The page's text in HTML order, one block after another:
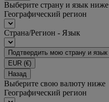
Выберите страну и язык ниже
Географический регион
Страна/Регион - Язык
Подтвердить мою страну и язык
EUR (€)
Назад
Выберите свою валюту ниже
Географический регион